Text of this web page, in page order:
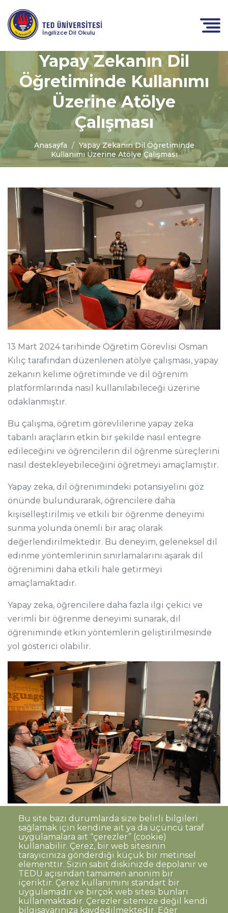
İngilizce Dil Okulu
Yapay Zekanın Dil
Öğretiminde Kullanımı
Üzerine Atölye
Çalışması
Anasayfa
Yapay Zekanın Dil Öğretiminde
Kullanımı Üzerine Atölye Çalışması
13 Mart 2024 tarihinde Öğretim Görevlisi Osman
Kılıç tarafından düzenlenen atölye çalışması, yapay
zekanın kelime öğretiminde ve dil öğrenim
platformlarında nasıl kullanılabileceği üzerine
odaklanmıştır.
Bu çalışma, öğretim görevlilerine yapay zeka
tabanlı araçların etkin bir şekilde nasıl entegre
edileceğini ve öğrencilerin dil öğrenme süreçlerini
nasıl destekleyebileceğini öğretmeyi amaçlamıştır.
Yapay zeka, dil öğrenimindeki potansiyelini göz
önünde bulundurarak, öğrencilere daha
kişiselleştirilmiş ve etkili bir öğrenme deneyimi
sunma yolunda önemli bir araç olarak
değerlendirilmektedir. Bu deneyim, geleneksel dil
edinme yöntemlerinin sınırlamalarını aşarak dil
öğrenimini daha etkili hale getirmeyi
amaçlamaktadır.
Yapay zeka, öğrencilere daha fazla ilgi çekici ve
verimli bir öğrenme deneyimi sunarak, dil
öğreniminde etkin yöntemlerin geliştirilmesinde
yol gösterici olabilir.
Bu site bazı durumlarda size belirli bilgileri
sağlamak için kendine ait ya da üçüncü taraf
uygulamalara ait “çerezler” (cookie)
kullanabilir. Çerez, bir web sitesinin
tarayıcınıza gönderdiği küçük bir metinsel
elementtir. Sizin sabit diskinizde depolanır ve
TEDÜ açısından tamamen anonim bir
içeriktir. Çerez kullanımını standart bir
uygulamadır ve birçok web sitesi bunları
kullanmaktadır. Çerezler sitemize değil kendi
bilgisayarınıza kaydedilmektedir. Eğer
Dipnot
Sıkça Sorulan Sorular
Kişisel Verilerin Korunması
Gizlilik Politikası
Sorumluluk Reddi